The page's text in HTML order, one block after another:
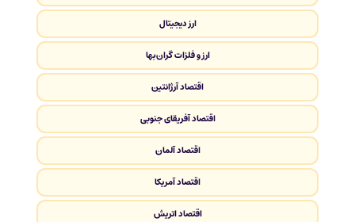
ارز دیجیتال
ارز و فلزات گران‌بها
اقتصاد آرژانتین
اقتصاد آفریقای جنوبی
اقتصاد آلمان
اقتصاد آمریکا
اقتصاد اتریش